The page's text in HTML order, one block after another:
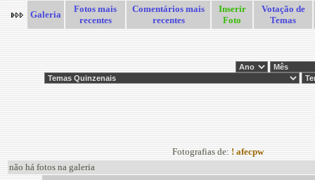
Galeria
Fotos mais
recentes
Comentários mais
recentes
Inserir
Foto
Votação de
Temas
Fotografias de: ! afecpw
não há fotos na galeria